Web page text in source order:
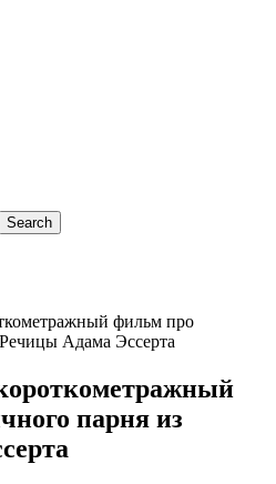
фильм про
Адама Эссерта
парня из